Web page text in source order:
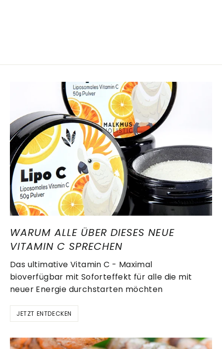
WARUM ALLE ÜBER DIESES NEUE
VITAMIN C SPRECHEN
Das ultimative Vitamin C - Maximal
bioverfügbar mit Soforteffekt für alle die mit
neuer Energie durchstarten möchten
JETZT ENTDECKEN